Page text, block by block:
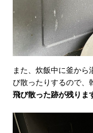
また、炊飯中に釜か
び散ったりするので、
飛び散った跡が残りま